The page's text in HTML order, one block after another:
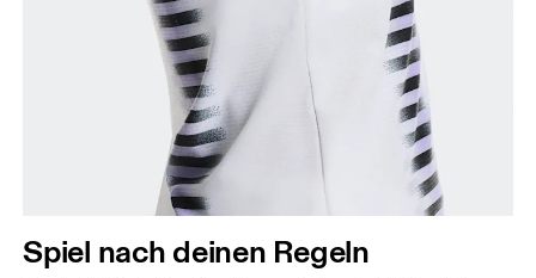
Brustumfang
grössten ist. Achte darauf, das Massband gerade zu
Taille
Spiel nach deinen Regeln